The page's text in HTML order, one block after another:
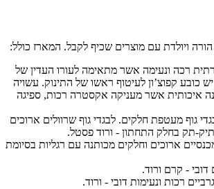
ויולדת עם מוצרים שכיף לקבל. המארז כולל:
רכה ונעימה אשר מתאימה לעורו העדין של
כובע קפוצ’ון לעיטוף ראשו של התינוק. עשויה
כותנה איכותית אשר מעניקה אקסטרה רכות, ספיגה
הכולל 3 בגדי גוף מעטפת חלקים. לבגדי גוף שרוולים ארוכים
תיק-תק בחלק התחתון - ורוד פסטל.
הכולל 3 מכנסיים ארוכים וחלקים מכותנה עם רגליות בסיומת
דובי - קרם ורוד.
רכות ונעימות דובי - ורוד.